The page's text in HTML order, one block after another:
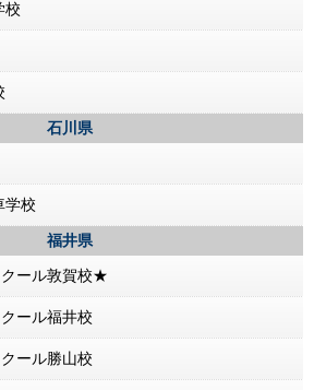
校
石川県
学校
福井県
ール敦賀校★
ール福井校
ール勝山校